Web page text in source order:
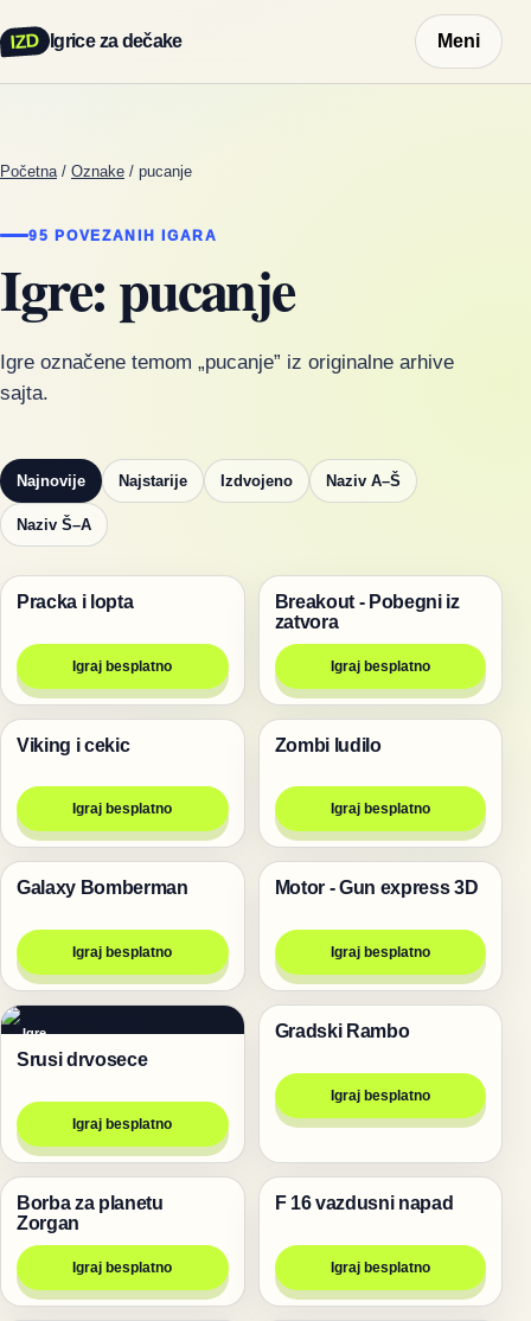
IZD Igrice za dečake Meni
Početna / Oznake / pucanje
95 POVEZANIH IGARA
Igre: pucanje
Igre označene temom „pucanje” iz originalne arhive
sajta.
Najnovije Najstarije Izdvojeno Naziv A–Š
Naziv Š–A
Pucanje
Pracka i lopta
Igraj besplatno
Igre
Breakout - Pobegni iz
zatvora
Igraj besplatno
Pucanje
Viking i cekic
Igraj besplatno
Pucanje
Zombi ludilo
Igraj besplatno
Pucanje
Galaxy Bomberman
Igraj besplatno
Trke
Motor - Gun express 3D
Igraj besplatno
Igre
Srusi drvosece
Igraj besplatno
Pucanje
Gradski Rambo
Igraj besplatno
Pucanje
Borba za planetu
Zorgan
Igraj besplatno
Pucanje
F 16 vazdusni napad
Igraj besplatno